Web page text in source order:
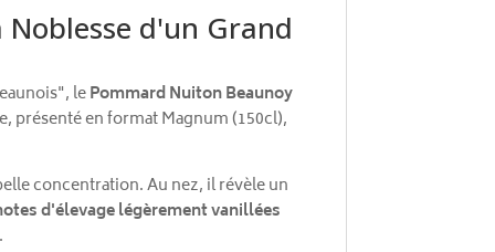
d'un Grand
lePommard Nuiton Beaunoy
présenté en format Magnum (150cl),
concentration. Au nez, il révèle un
d'élevage légèrement vanillées